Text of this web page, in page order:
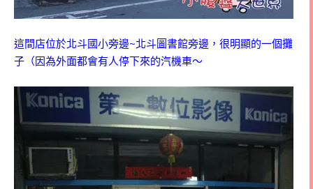
這間店位於北斗國小旁邊~北斗圖書館旁邊，很明顯的一個攤
子（因為外面都會有人停下來的汽機車～